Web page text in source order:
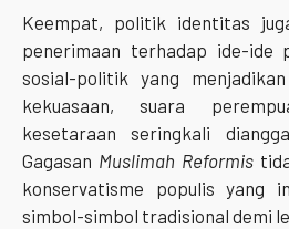
Keempat, politik identitas
penerimaan terhadap ide-ide
sosial-politik yang
kekuasaan, suara
kesetaraan seringkali
Gagasan Muslimah Reformis
konservatisme populis yang
simbol-simbol tradisional demi